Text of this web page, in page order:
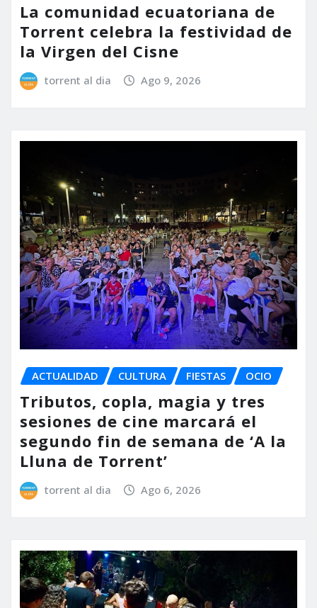
La comunidad ecuatoriana de
Torrent celebra la festividad de
la Virgen del Cisne
torrent al dia Ago 9, 2026
ACTUALIDAD CULTURA FIESTAS OCIO
Tributos, copla, magia y tres
sesiones de cine marcará el
segundo fin de semana de ‘A la
Lluna de Torrent’
torrent al dia Ago 6, 2026